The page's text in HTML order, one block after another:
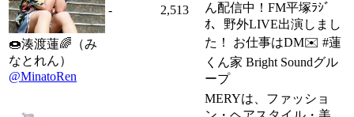
🍩湊渡蓮🌈（み
なとれん）
@MinatoRen
- 2,513
ん配信中！FM平塚ﾗｼﾞ
ｵ、野外LIVE出演しまし
た！ お仕事はDM✉️ #蓮
くん家 Bright Soundグル
ープ
MERYは、ファッショ